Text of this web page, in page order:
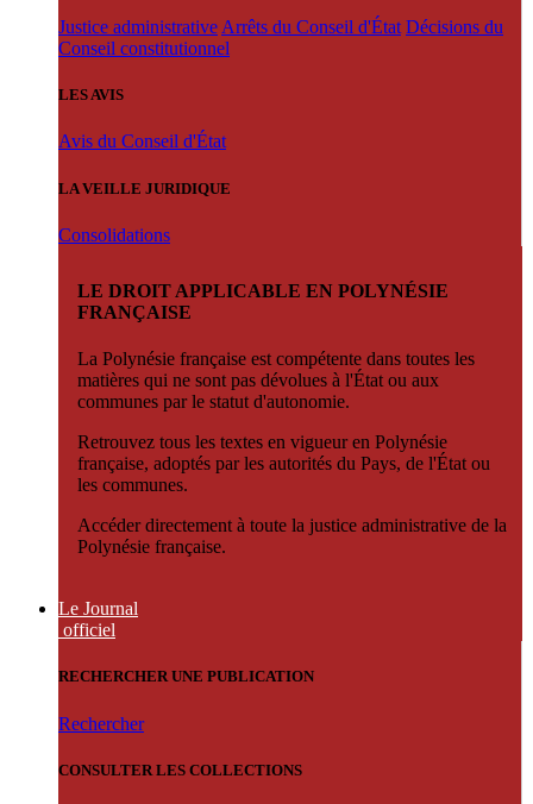
Justice administrative Arrêts du Conseil d'État Décisions du
Conseil constitutionnel
LES AVIS
Avis du Conseil d'État
LA VEILLE JURIDIQUE
Consolidations
LE DROIT APPLICABLE EN POLYNÉSIE
FRANÇAISE
La Polynésie française est compétente dans toutes les
matières qui ne sont pas dévolues à l'État ou aux
communes par le statut d'autonomie.
Retrouvez tous les textes en vigueur en Polynésie
française, adoptés par les autorités du Pays, de l'État ou
les communes.
Accéder directement à toute la justice administrative de la
Polynésie française.
Le Journal
officiel
RECHERCHER UNE PUBLICATION
Rechercher
CONSULTER LES COLLECTIONS